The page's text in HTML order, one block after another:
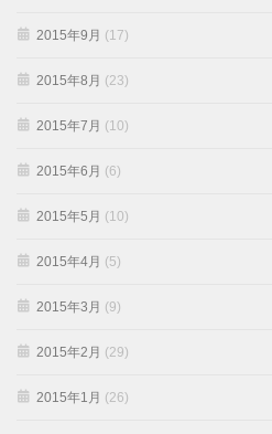
2015年9月 (17)
2015年8月 (23)
2015年7月 (10)
2015年6月 (6)
2015年5月 (10)
2015年4月 (5)
2015年3月 (9)
2015年2月 (29)
2015年1月 (26)